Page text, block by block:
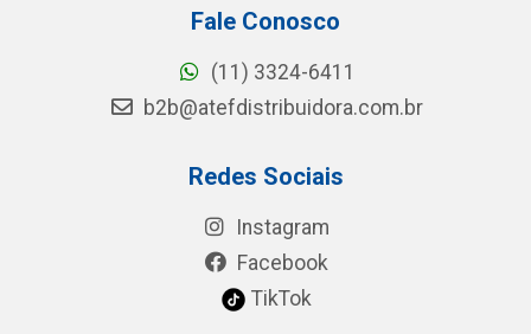
Fale Conosco
(11) 3324-6411
b2b@atefdistribuidora.com.br
Redes Sociais
Instagram
Facebook
TikTok